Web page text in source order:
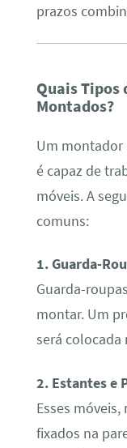
prazos
Quais Tipos
Montados?
Um montador
é capaz de
móveis. A
comuns:
1. Guarda-
Guarda-
montar. Um
será colocada
2. Estantes e
Esses
fixados na